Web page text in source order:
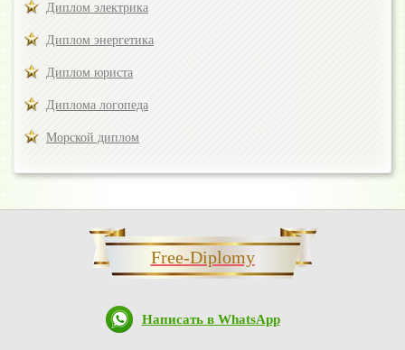
Диплом электрика
Диплом энергетика
Диплом юриста
Диплома логопеда
Морской диплом
Free-Diplomy
Написать в WhatsApp